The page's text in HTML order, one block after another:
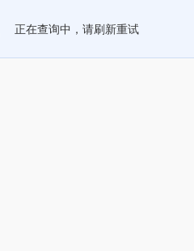
正在查询中，请刷新重试